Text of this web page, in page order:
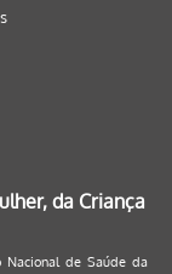
da Criança
de Saúde da